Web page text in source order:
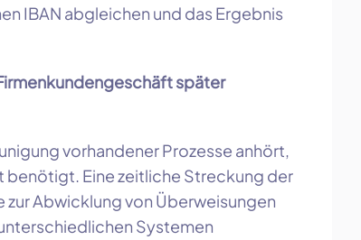
IBAN abgleichen und das Ergebnis
später
vorhandener Prozesse anhört,
Eine zeitliche Streckung der
zur Abwicklung von Überweisungen
Systemen